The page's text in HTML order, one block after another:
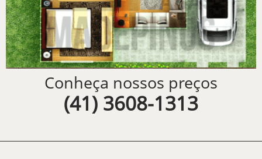
Conheça nossos preços
(41) 3608-1313